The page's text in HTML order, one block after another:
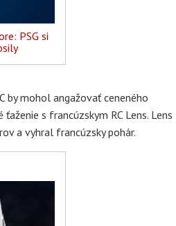
PSG si
by mohol angažovať ceneného
s francúzskym RC Lens. Lens
a vyhral francúzsky pohár.